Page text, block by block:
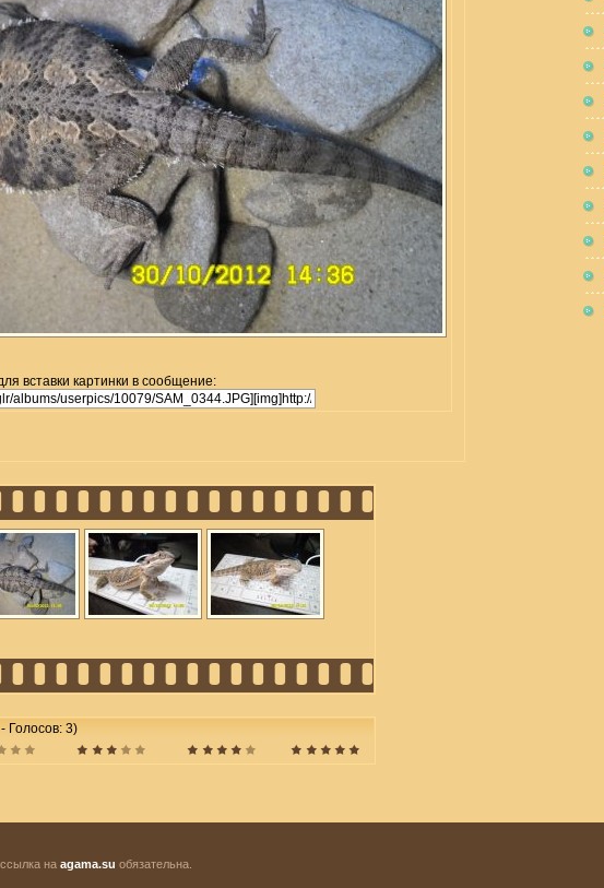
вставки картинки в сообщение:
Голосов: 3)
на agama.su обязательна.